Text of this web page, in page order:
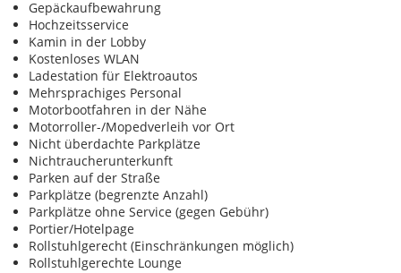
Gepäckaufbewahrung
Hochzeitsservice
Kamin in der Lobby
Kostenloses WLAN
Ladestation für Elektroautos
Mehrsprachiges Personal
Motorbootfahren in der Nähe
Motorroller-/Mopedverleih vor Ort
Nicht überdachte Parkplätze
Nichtraucherunterkunft
Parken auf der Straße
Parkplätze (begrenzte Anzahl)
Parkplätze ohne Service (gegen Gebühr)
Portier/Hotelpage
Rollstuhlgerecht (Einschränkungen möglich)
Rollstuhlgerechte Lounge